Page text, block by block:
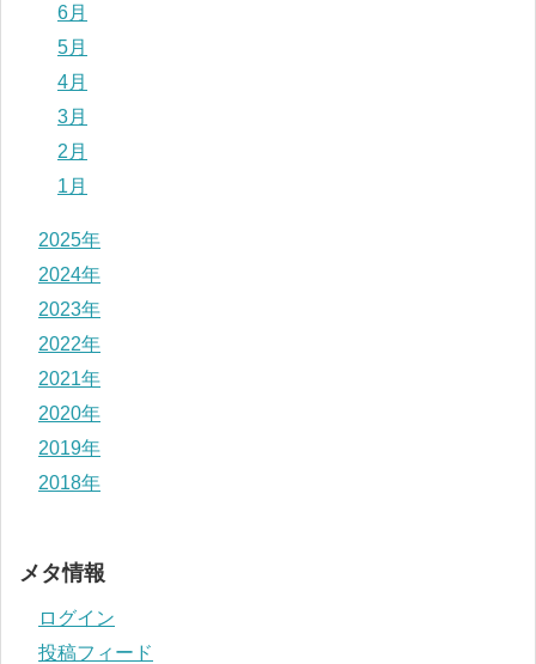
6月
5月
4月
3月
2月
1月
2025年
2024年
2023年
2022年
2021年
2020年
2019年
2018年
メタ情報
ログイン
投稿フィード